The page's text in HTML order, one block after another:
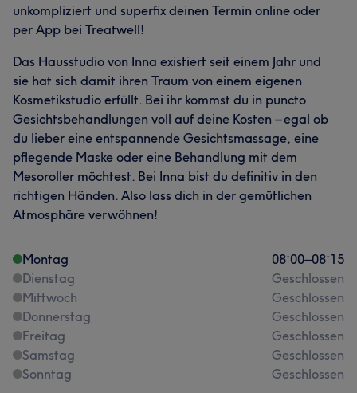
unkompliziert und superfix deinen Termin online oder
per App bei Treatwell!
Das Hausstudio von Inna existiert seit einem Jahr und
sie hat sich damit ihren Traum von einem eigenen
Kosmetikstudio erfüllt. Bei ihr kommst du in puncto
Gesichtsbehandlungen voll auf deine Kosten – egal ob
du lieber eine entspannende Gesichtsmassage, eine
pflegende Maske oder eine Behandlung mit dem
Mesoroller möchtest. Bei Inna bist du definitiv in den
richtigen Händen. Also lass dich in der gemütlichen
Atmosphäre verwöhnen!
Montag 08:00–08:15
Dienstag
Geschlossen
Mittwoch
Geschlossen
Donnerstag
Geschlossen
Freitag
Geschlossen
Samstag
Geschlossen
Sonntag
Geschlossen